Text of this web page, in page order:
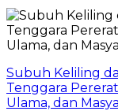
Subuh Keliling
Tenggara
Ulama, dan